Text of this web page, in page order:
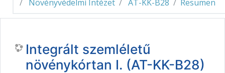
Növényvédelmi Intézet
AT-KK-B28 Resumen
Integrált szemléletű
növénykórtan I. (AT-KK-B28)